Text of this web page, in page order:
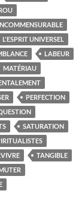
L'ESPRIT UNIVERSEL
LABEUR
MATÉRIAU
PERFECTION
SATURATION
TANGIBLE